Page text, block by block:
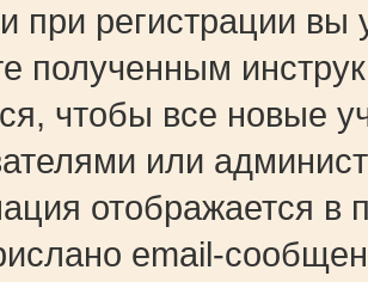
при регистрации вы
полученным
чтобы все новые
или
отображается в
email-